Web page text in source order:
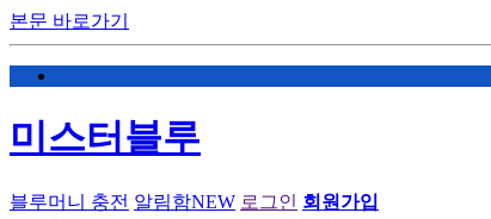
본문 바로가기
미스터블루
블루머니 충전 알림함NEW 로그인 회원가입